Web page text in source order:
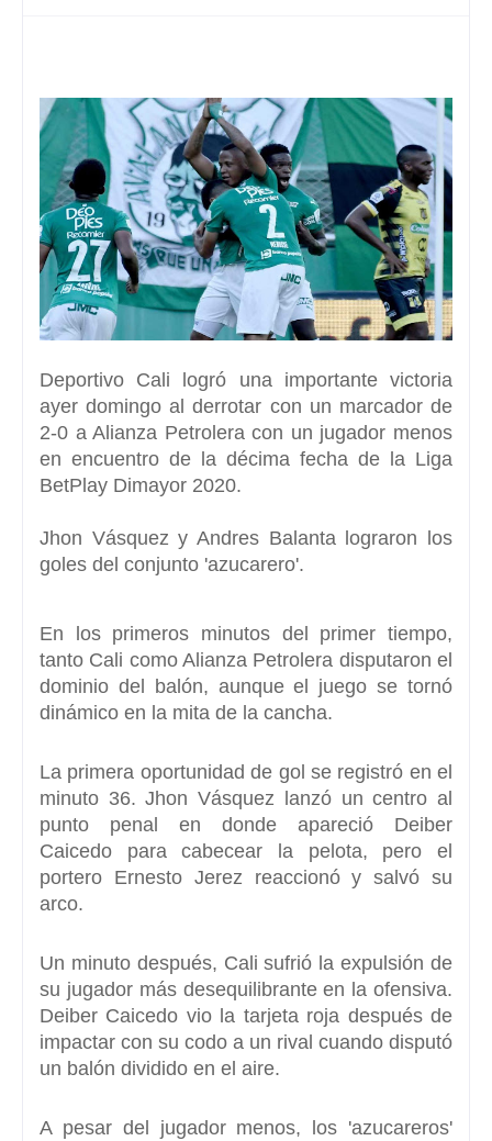
Deportivo Cali logró una importante victoria
ayer domingo al derrotar con un marcador de
2-0 a Alianza Petrolera con un jugador menos
en encuentro de la décima fecha de la Liga
BetPlay Dimayor 2020.
Jhon Vásquez y Andres Balanta lograron los
goles del conjunto 'azucarero'.
En los primeros minutos del primer tiempo,
tanto Cali como Alianza Petrolera disputaron el
dominio del balón, aunque el juego se tornó
dinámico en la mita de la cancha.
La primera oportunidad de gol se registró en el
minuto 36. Jhon Vásquez lanzó un centro al
punto penal en donde apareció Deiber
Caicedo para cabecear la pelota, pero el
portero Ernesto Jerez reaccionó y salvó su
arco.
Un minuto después, Cali sufrió la expulsión de
su jugador más desequilibrante en la ofensiva.
Deiber Caicedo vio la tarjeta roja después de
impactar con su codo a un rival cuando disputó
un balón dividido en el aire.
A pesar del jugador menos, los 'azucareros'